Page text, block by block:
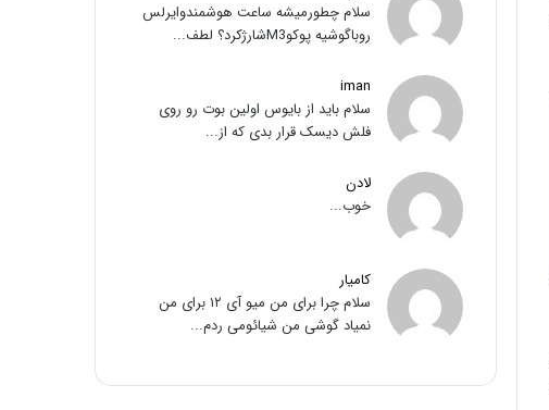
سلام چطورمیشه ساعت هوشمندوایرلس
روباگوشیه پوکوM3شارژکرد؟ لطف...
iman
سلام باید از بایوس اولین بوت رو روی
فلش دیسک قرار بدی که از...
لادن
خوب...
کامیار
سلام چرا برای من میو آی ۱۲ برای من
نمیاد گوشی من شیائومی ردم...